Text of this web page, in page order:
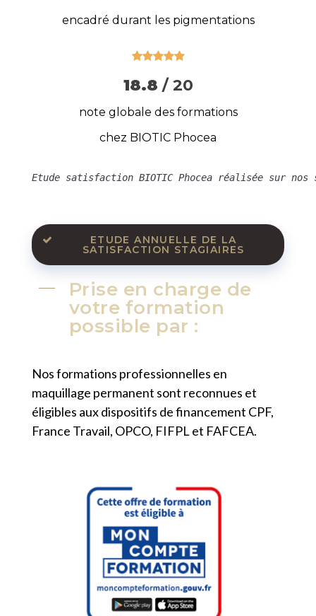
encadré durant les pigmentations

18.8 / 20
note globale des formations
chez BIOTIC Phocea
Etude satisfaction BIOTIC Phocea réalisée sur
ETUDE ANNUELLE DE LA
SATISFACTION STAGIAIRES
Prise en charge de
votre formation
possible par :
Nos formations professionnelles en
maquillage permanent sont reconnues et
éligibles aux dispositifs de financement CPF,
France Travail, OPCO, FIFPL et FAFCEA.